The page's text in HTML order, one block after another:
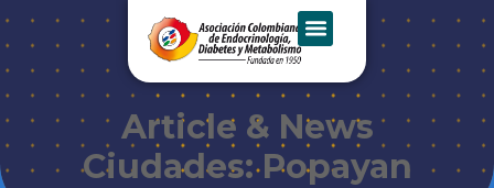
Article & News
Ciudades: Popayan